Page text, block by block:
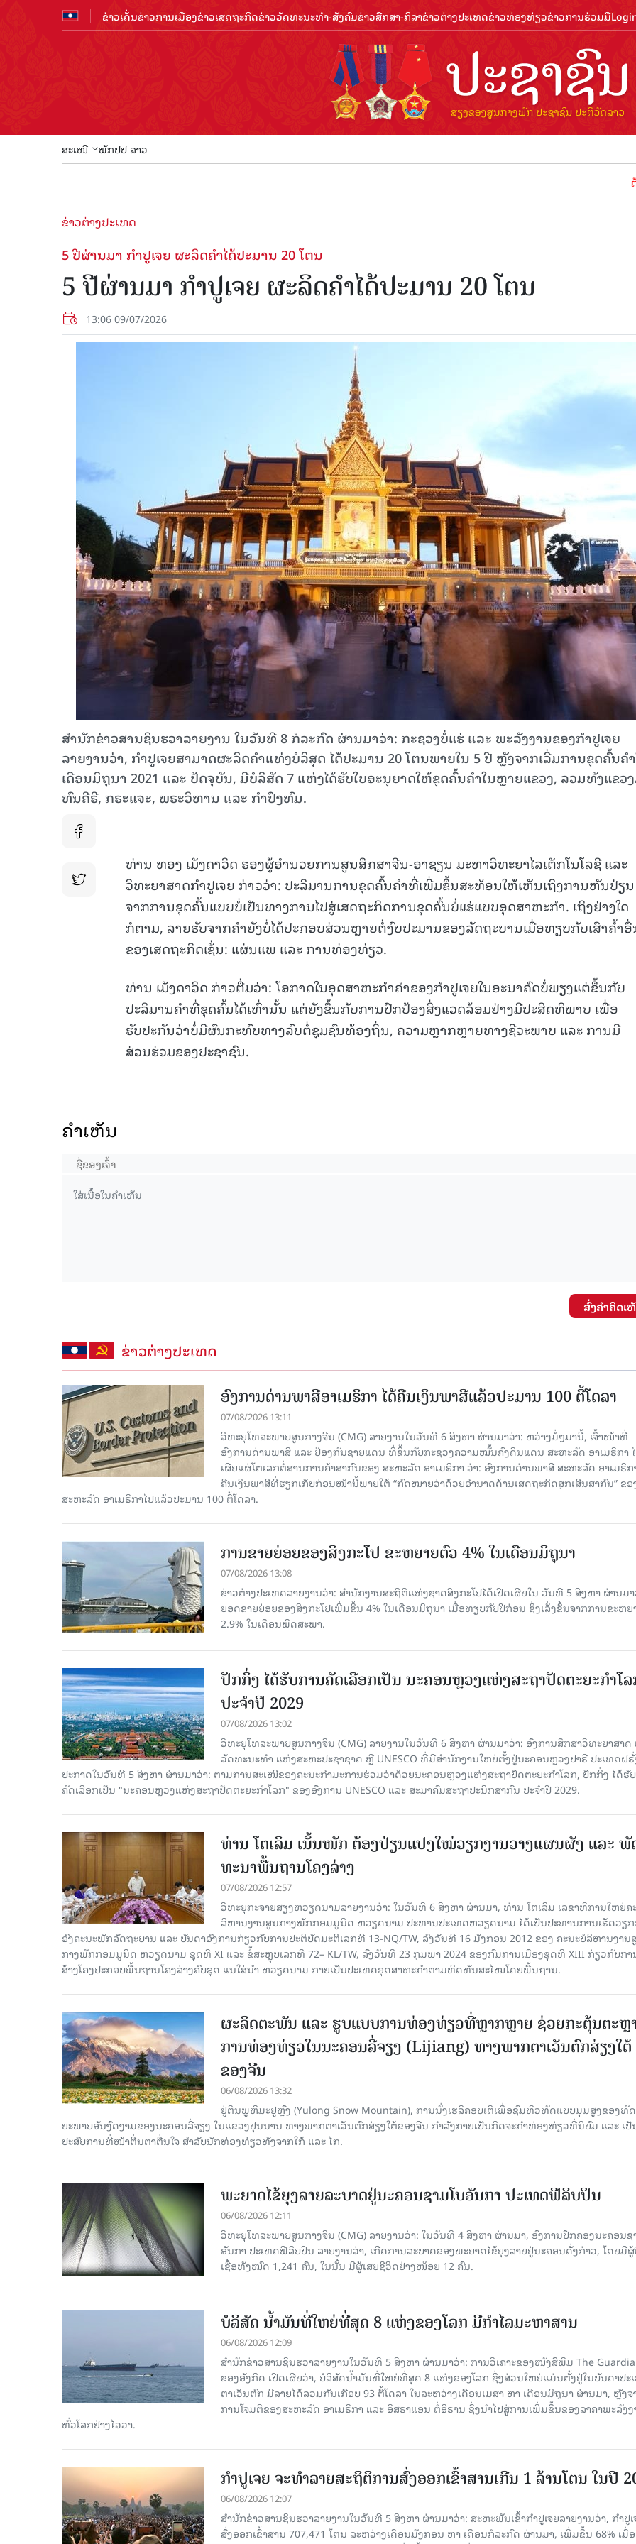
ຂ່າວເດັ່ນຂ່າວການເມືອງຂ່າວເສດຖະກິດຂ່າວວັດທະນະທຳ-ສັງຄົມຂ່າວສືກສາ-ກິລາຂ່າວຕ່າງປະເທດຂ່າວທ່ອງທ່ຽວຂ່າວການຮ່ວມມື
ສະເໜີ ພັກປປ ລາວ
ຕ້ອນຮັບ
ຂ່າວຕ່າງປະເທດ
5 ປີຜ່ານມາ ກຳປູເຈຍ ຜະລິດຄຳໄດ້ປະມານ 20 ໂຕນ
5 ປີຜ່ານມາ ກຳປູເຈຍ ຜະລິດຄຳໄດ້ປະມານ 20 ໂຕນ
13:06 09/07/2026
ສຳນັກຂ່າວສານຊິນຮວາລາຍງານ ໃນວັນທີ 8 ກໍລະກົດ ຜ່ານມາວ່າ: ກະຊວງບໍ່ແຮ່ ແລະ ພະລັງງານຂອງກຳປູເຈຍ
ລາຍງານວ່າ, ກຳປູເຈຍສາມາດຜະລິດຄຳແທ່ງບໍລິສຸດ ໄດ້ປະມານ 20 ໂຕນພາຍໃນ 5 ປີ ຫຼັງຈາກເລີ່ມການຂຸດຄົ້ນຄ
ເດືອນມິຖຸນາ 2021 ແລະ ປັດຈຸບັນ, ມີບໍລິສັດ 7 ແຫ່ງໄດ້ຮັບໃບອະນຸຍາດໃຫ້ຂຸດຄົ້ນຄຳໃນຫຼາຍແຂວງ, ລວມທັງແຂວ
ທົນຄີຣີ, ກຣະແຈະ, ພຣະວິຫານ ແລະ ກຳປົງທົມ.
ທ່ານ ທອງ ເມັງດາວິດ ຮອງຜູ້ອຳນວຍການສູນສຶກສາຈີນ-ອາຊຽນ ມະຫາວິທະຍາໄລເຕັກໂນໂລຊີ ແລະ
ວິທະຍາສາດກຳປູເຈຍ ກ່າວວ່າ: ປະລິມານການຂຸດຄົ້ນຄໍາທີ່ເພີ່ມຂຶ້ນສະທ້ອນໃຫ້ເຫັນເຖິງການຫັນປ່ຽນ
ຈາກການຂຸດຄົ້ນແບບບໍ່ເປັນທາງການໄປສູ່ເສດຖະກິດການຂຸດຄົ້ນບໍ່ແຮ່ແບບອຸດສາຫະກຳ. ເຖິງຢ່າງໃດ
ກໍຕາມ, ລາຍຮັບຈາກຄຳຍັງບໍ່ໄດ້ປະກອບສ່ວນຫຼາຍຕໍ່ງົບປະມານຂອງລັດຖະບານເມື່ອທຽບກັບເສົາຄ້ຳ
ຂອງເສດຖະກິດເຊັ່ນ: ແຜ່ນແພ ແລະ ການທ່ອງທ່ຽວ.
ທ່ານ ເມັງດາວິດ ກ່າວຕື່ມວ່າ: ໂອກາດໃນອຸດສາຫະກຳຄຳຂອງກຳປູເຈຍໃນອະນາຄົດບໍ່ພຽງແຕ່ຂຶ້ນກັບ
ປະລິມານຄຳທີ່ຂຸດຄົ້ນໄດ້ເທົ່ານັ້ນ ແຕ່ຍັງຂຶ້ນກັບການປົກປ້ອງສິ່ງແວດລ້ອມຢ່າງມີປະສິດທິພາບ ເພື່ອ
ຮັບປະກັນວ່າບໍ່ມີຜົນກະທົບທາງລົບຕໍ່ຊຸມຊົນທ້ອງຖິ່ນ, ຄວາມຫຼາກຫຼາຍທາງຊີວະພາບ ແລະ ການມີ
ສ່ວນຮ່ວມຂອງປະຊາຊົນ.
ຄໍາເຫັນ
ສົ່ງຄໍາຄິດເ
ຂ່າວຕ່າງປະເທດ
ອົງການດ່ານພາສີອາເມຣິກາ ໄດ້ຄືນເງິນພາສີແລ້ວປະມານ 100 ຕື້ໂດລາ
07/08/2026 13:11
ວິທະຍຸໂທລະພາບສູນກາງຈີນ (CMG) ລາຍງານໃນວັນທີ 6 ສິງຫາ ຜ່ານມາວ່າ: ຫວ່າງມໍ່ໆມານີ້, ເຈົ້າໜ້າທີ່
ອົງການດ່ານພາສີ ແລະ ປ້ອງກັນຊາຍແດນ ທີ່ຂຶ້ນກັບກະຊວງຄວາມໝັ້ນຄົງດິນແດນ ສະຫະລັດ ອາເມຣິກາ
ເຜີຍແຜ່ໂຕເລກຕໍ່ສານການຄ້າສາກົນຂອງ ສະຫະລັດ ອາເມຣິກາ ວ່າ: ອົງການດ່ານພາສີ ສະຫະລັດ ອາເມຣິກ
ຄືນເງິນພາສີທີ່ຮຽກເກັບກ່ອນໜ້ານີ້ພາຍໃຕ້ “ກົດໝາຍວ່າດ້ວຍອຳນາດດ້ານເສດຖະກິດສຸກເສີນສາກົນ” ຂອ
ສະຫະລັດ ອາເມຣິກາໄປແລ້ວປະມານ 100 ຕື້ໂດລາ.
ການຂາຍຍ່ອຍຂອງສິງກະໂປ ຂະຫຍາຍຕົວ 4% ໃນເດືອນມິຖຸນາ
07/08/2026 13:08
ຂ່າວຕ່າງປະເທດລາຍງານວ່າ: ສຳນັກງານສະຖິຕິແຫ່ງຊາດສິງກະໂປໄດ້ເປີດເຜີຍໃນ ວັນທີ 5 ສິງຫາ ຜ່ານມາ
ຍອດຂາຍຍ່ອຍຂອງສິງກະໂປເພີ່ມຂຶ້ນ 4% ໃນເດືອນມິຖຸນາ ເມື່ອທຽບກັບປີກ່ອນ ຊຶ່ງເລັ່ງຂຶ້ນຈາກການຂະຫຍ
2.9% ໃນເດືອນພຶດສະພາ.
ປັກກິ່ງ ໄດ້ຮັບການຄັດເລືອກເປັນ ນະຄອນຫຼວງແຫ່ງສະຖາປັດຕະຍະກຳໂ
ປະຈຳປີ 2029
07/08/2026 13:02
ວິທະຍຸໂທລະພາບສູນກາງຈີນ (CMG) ລາຍງານໃນວັນທີ 6 ສິງຫາ ຜ່ານມາວ່າ: ອົງການສຶກສາວິທະຍາສາດ
ວັດທະນະທຳ ແຫ່ງສະຫະປະຊາຊາດ ຫຼື UNESCO ທີ່ມີສຳນັກງານໃຫຍ່ຕັ້ງຢູ່ນະຄອນ​ຫຼວງປາຣີ ປະເທດຝຣັ່
ປະກາດໃນວັນທີ 5 ສິງຫາ ຜ່ານມາວ່າ: ຕາມການສະເໜີຂອງຄະນະກຳມະການຮ່ວມວ່າດ້ວຍນະຄອນຫຼວງແຫ່ງສະຖາປັດຕະຍະກຳໂລກ, ປັກກິ່ງ ໄດ້ຮັ
ຄັດ​ເລືອກເປັນ "ນະຄອນຫຼວງແຫ່ງສະຖາປັດຕະຍະກຳໂລກ" ຂອງອົງການ UNESCO ແລະ ສະມາ​ຄົມສະຖາປະນິກສາກົນ ປະຈຳປີ 2029.
ທ່ານ ໂຕ​ເລິມ ເນັ້ນໜັກ ຕ້ອງ​ປ່ຽນ​ແປງ​ໃໝ່​ວຽກ​ງານ​ວາງ​ແຜນ​ຜັງ ແລະ ​ພັ
ທະ​ນາ​ພື້ນ​ຖານ​ໂຄງ​ລ່າງ
07/08/2026 12:57
ວິທະຍຸກະຈາຍສຽງຫວຽດນາມລາຍງານວ່າ: ໃນ​ວັນ​ທີ 6 ສິງ​ຫາ ຜ່ານມາ, ທ່ານ ໂຕ​ເລິມ ເລ​ຂາ​ທິ​ການ​ໃຫຍ່​ຄ
ລິ​ຫານ​ງານ​ສູນ​ກາງ​ພັກ​ກອມ​ມູ​ນິດ ຫວຽດ​ນາມ ປະ​ທານ​ປະ​ເທດຫວຽດ​ນາມ ໄດ້​ເປັນ​ປະ​ທານ​ການ​ເຮັດ​ວຽ
ອົງ​ຄະ​ນະ​ພັກ​ລັດ​ຖະ​ບານ ແລະ ບັນ​ດາ​ອົງ​ການ​ກ່ຽວ​ກັບ​ການ​ປະ​ຕິ​ບັດ​ມະ​ຕິ​ເລກ​ທີ 13-NQ/TW, ລົງວັນ​ທີ 16 ມັງ​ກອນ 2012 ຂອງ ຄະ​ນະ​ບໍ​ລິ​ຫານ​ງານ​
ກາງ​ພັກ​ກອມ​ມູ​ນິດ ຫວຽດ​ນາມ ຊຸດ​ທີ XI ແລະ ຂໍ້​ສະ​ຫຼຸບ​ເລກ​ທີ 72– KL/TW, ​ລົງວັນ​ທີ 23 ກຸມ​ພາ 2024 ຂອງ​ກົມ​ການ​ເມື​ອງ​ຊຸດ​ທີ XIII ກ່ຽວ​ກັບ​ກ
ສ້າງ​ໂຄງ​ປະ​ກອບ​ພື້ນ​ຖານ​ໂຄງ​ລ່າງຄົບ​ຊຸດ ແນ​ໃສ່​ນຳ ຫວຽດ​ນາມ ກາຍ​ເປັນ​ປະ​ເທດ​ອຸດ​ສາ​ຫະ​ກຳ​ຕາມ​ທິດ​ທັນ​ສະ​ໄໝ​ໂດຍ​ພື້ນ​ຖານ.
ຜະລິດຕະພັນ ແລະ ຮູບແບບການທ່ອງທ່ຽວທີ່ຫຼາກຫຼາຍ ຊ່ວຍກະຕຸ້ນຕະຫຼ
ການທ່ອງທ່ຽວໃນນະຄອນລີ່ຈຽງ (Lijiang) ທາງພາກຕາເວັນຕົກສ່ຽງໃຕ້
ຂອງຈີນ
06/08/2026 13:32
ຢູ່ຕີນພູຫິມະຢູຫຼົງ (Yulong Snow Mountain), ການນັ່ງເຮລິຄອບເຕີເພື່ອຊົມທິວທັດແບບມຸມສູງຂອງທັ
ຍະພາບອັນງົດງາມຂອງນະຄອນລີ່ຈຽງ ໃນແຂວງຢຸນນານ ທາງພາກຕາເວັນຕົກສ່ຽງໃຕ້ຂອງຈີນ ກຳລັງກາຍເປັນກິດຈະກຳທ່ອງທ່ຽວທີ່ນິຍົມ ແລະ ເປັ
ປະສົບການທີ່ໜ້າຕື່ນຕາຕື່ນໃຈ ສຳລັບນັກທ່ອງທ່ຽວທັງຈາກໃກ້ ແລະ ໄກ.
ພະຍາດໄຂ້ຍຸງລາຍລະບາດຢູ່ນະຄອນຊາມໂບ​ອັນກາ ປະເທດຟີລິບປິນ
06/08/2026 12:11
ວິທະຍຸໂທລະພາບສູນກາງຈີນ (CMG) ລາຍງານວ່າ: ໃນວັນທີ 4 ສິງ​ຫາ ຜ່ານມາ, ອົງການ​ປົກ​ຄອງນະຄອນຊ
ອັນກາ ປະເທດຟີລິບປິນ ລາຍ​ງານວ່າ, ເກີດ​ການລະບາດ​ຂອງພະຍາດໄຂ້ຍຸງລາຍຢູ່ນະຄອນດັ່ງກ່າວ, ໂດຍມີ
ເຊື້ອ​ທັງ​ໝົດ 1,241 ຄົນ, ໃນນັ້ນ ມີຜູ້ເສຍຊີວິດຢ່າງໜ້ອຍ 12 ຄົນ.
ບໍລິສັດ ນ້ຳມັນທີ່ໃຫຍ່ທີ່ສຸດ 8 ແຫ່ງຂອງໂລກ ມີກຳໄລມະຫາສານ
06/08/2026 12:09
ສຳນັກຂ່າວສານຊິນຮວາລາຍງານໃນວັນທີ 5 ສິງຫາ ຜ່ານມາວ່າ: ການວິເຄາະຂອງໜັງສືພິມ The
ຂອງອັງກິດ ເປີດເຜີຍວ່າ, ບໍລິສັດນ້ຳມັນທີ່ໃຫຍ່ທີ່ສຸດ 8 ແຫ່ງຂອງໂລກ ຊຶ່ງສ່ວນໃຫຍ່ແມ່ນຕັ້ງຢູ່ໃນບັນດາປະ
ຕາເວັນຕົກ ມີລາຍໄດ້ລວມກັນເກືອບ 93 ຕື້ໂດລາ ໃນລະຫວ່າງເດືອນເມສາ ຫາ ເດືອນມິຖຸນາ ຜ່ານມາ, ຫຼັງຈ
ການໂຈມຕີຂອງສະຫະລັດ ອາເມຣິກາ ແລະ ອິສຣາແອນ ຕໍ່ອີຣານ ຊຶ່ງນຳໄປສູ່ການເພີ່ມຂຶ້ນຂອງລາຄາພະລັງງ
ທົ່ວໂລກຢ່າງໄວວາ.
ກຳປູເຈຍ ຈະທຳລາຍສະຖິຕິການສົ່ງອອກເຂົ້າສານເກີນ 1 ລ້ານໂຕນ ໃນປີ
06/08/2026 12:07
ສຳນັກຂ່າວສານຊິນຮວາລາຍງານໃນວັນທີ 5 ສິງຫາ ຜ່ານມາວ່າ: ສະຫະພັນເຂົ້າກຳປູເຈຍລາຍງານວ່າ, ກໍາປູເ
ສົ່ງອອກເຂົ້າສານ 707,471 ໂຕນ ລະຫວ່າງເດືອນມັງກອນ ຫາ ເດືອນກໍລະກົດ ຜ່ານມາ, ເພີ່ມຂຶ້ນ 68% ເມື່
15.040(07-08-